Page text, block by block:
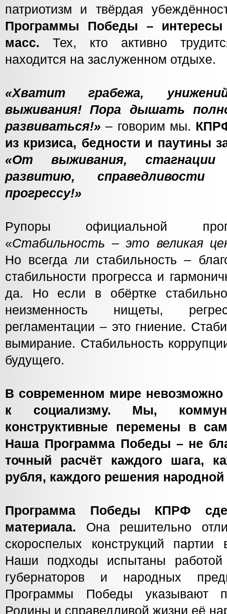
патриотизм и твёрдая
Программы Победы –
масс. Тех, кто активно
находится на заслуженном отдыхе.
«Хватит грабежа,
выживания! Пора дышать
развиваться!»– говорим мы.
из кризиса, бедности и паутины
«От выживания,
развитию, справедливости
прогрессу!»
Рупоры официальной
«Стабильность – это великая
Но всегда ли стабильность –
стабильности прогресса и
да. Но если в обёртке
неизменность нищеты,
регламентации – это гниение.
вымирание. Стабильность
будущего.
В современном мире невозможно
к социализму. Мы,
конструктивные перемены в
Наша Программа Победы – не
точный расчёт каждого шага,
рубля, каждого решения народной
Программа Победы КПРФ
материала. Она решительно
скороспелых конструкций
Наши подходы испытаны работой
губернаторов и народных
Программы Победы указывают
Родины и справедливой жизни её